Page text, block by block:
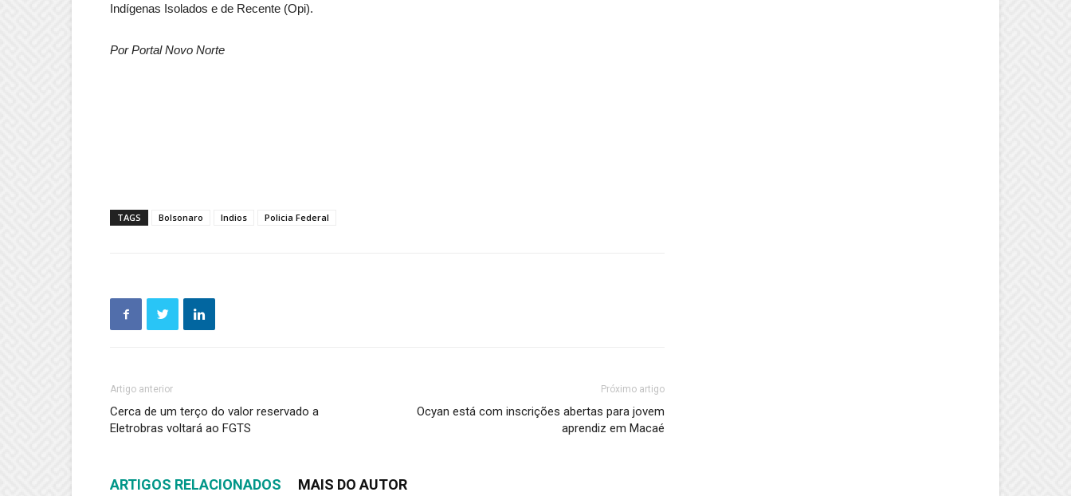
Indígenas Isolados e de Recente (Opi).
Por Portal Novo Norte
TAGS Bolsonaro Indios Policia Federal
Artigo anterior
Cerca de um terço do valor reservado a
Eletrobras voltará ao FGTS
Próximo artigo
Ocyan está com inscrições abertas para jovem
aprendiz em Macaé
ARTIGOS RELACIONADOS MAIS DO AUTOR